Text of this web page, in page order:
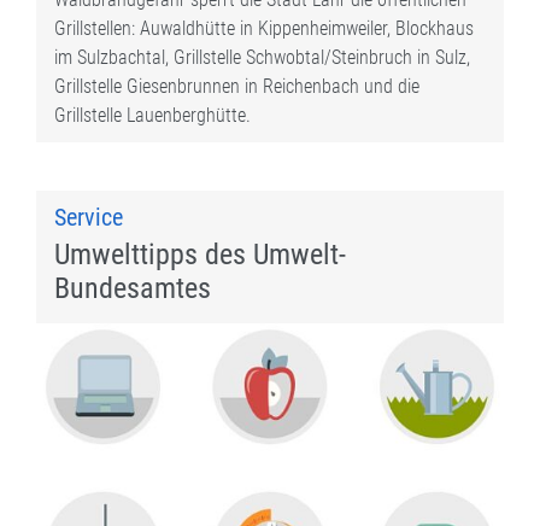
Grillstellen: Auwaldhütte in Kippenheimweiler, Blockhaus
im Sulzbachtal, Grillstelle Schwobtal/Steinbruch in Sulz,
Grillstelle Giesenbrunnen in Reichenbach und die
Grillstelle Lauenberghütte.
Service
Umwelttipps des Umwelt-
Bundesamtes